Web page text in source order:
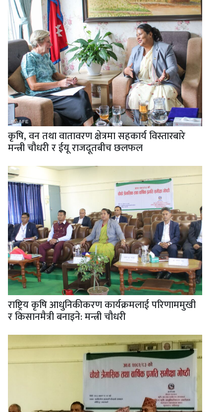
कृषि, वन तथा वातावरण क्षेत्रमा सहकार्य विस्तारबारे
मन्त्री चौधरी र ईयू राजदूतबीच छलफल
राष्ट्रिय कृषि आधुनिकीकरण कार्यक्रमलाई परिणाममुखी
र किसानमैत्री बनाइने: मन्त्री चौधरी